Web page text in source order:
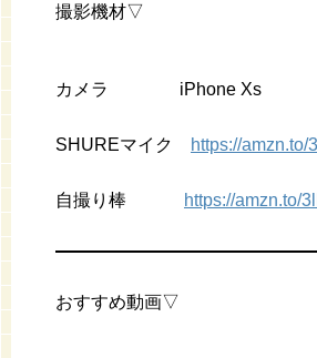
撮影機材▽
カメラ iPhone Xs
SHUREマイク https://amzn.to/
自撮り棒 https://amzn.to/
おすすめ動画▽